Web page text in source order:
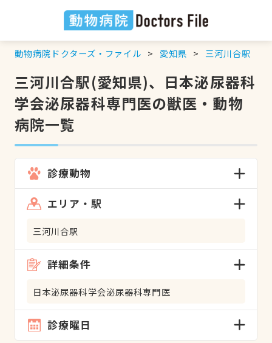
動物病院ドクターズ・ファイル 愛知県 三河川合駅
三河川合駅(愛知県)、日本泌尿器科
学会泌尿器科専門医の獣医・動物
病院一覧
診療動物
エリア・駅
三河川合駅
詳細条件
日本泌尿器科学会泌尿器科専門医
診療曜日